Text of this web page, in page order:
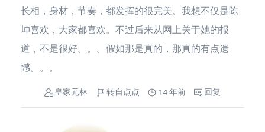
长相，身材，节奏，都发挥的很完美。我想不仅是陈
坤喜欢，大家都喜欢。不过后来从网上关于她的报
道，不是很好。。。假如那是真的，那真的有点遗
憾。。。
皇家元林 转自点点 14 年前 回复